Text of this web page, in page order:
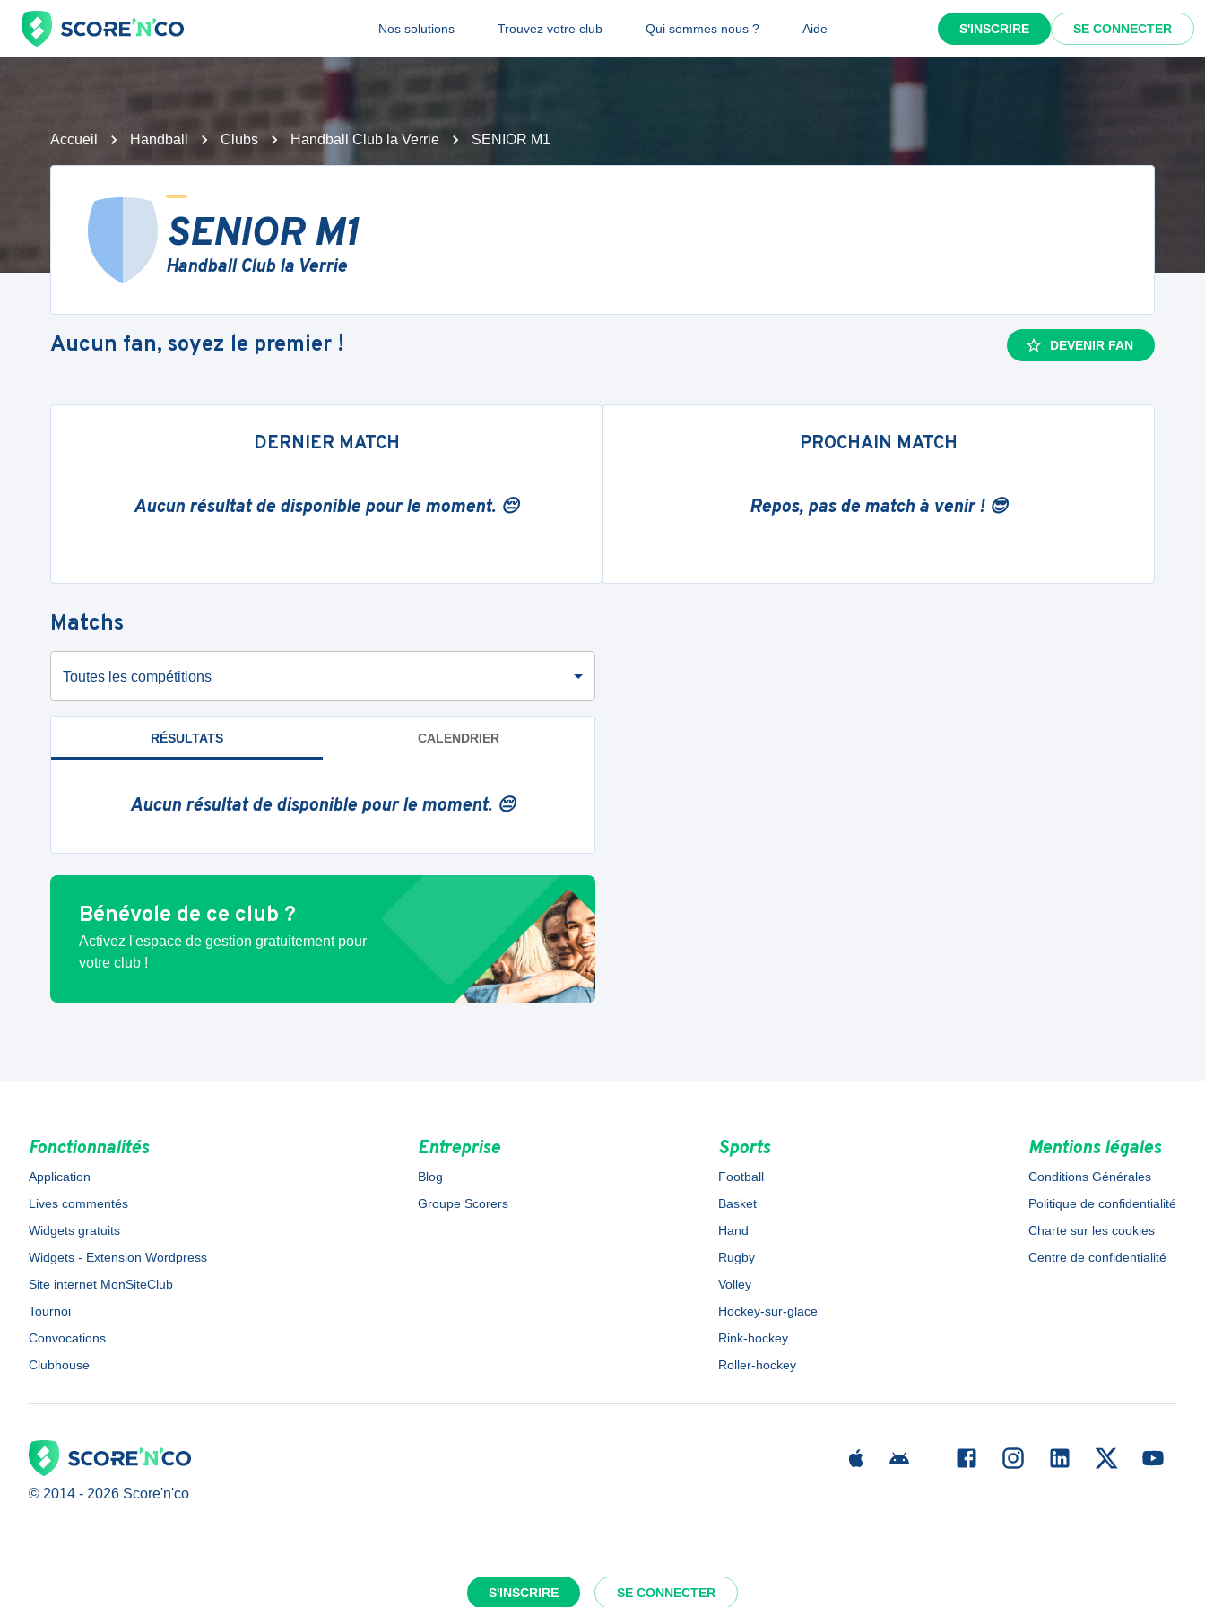
Nos solutions Trouvez votre club Qui sommes nous ? Aide S'INSCRIRE SE CONNECTER
S'INSCRIRE SE CONNECTER
Accueil Handball Clubs Handball Club la Verrie SENIOR M1
SENIOR M1
Handball Club la Verrie
Aucun fan, soyez le premier ! DEVENIR FAN
DERNIER MATCH
Aucun résultat de disponible pour le moment. 😔
PROCHAIN MATCH
Repos, pas de match à venir ! 😎
Matchs
Toutes les compétitions
RÉSULTATS CALENDRIER
Aucun résultat de disponible pour le moment. 😔
Bénévole de ce club ?
Activez l'espace de gestion gratuitement pour
votre club !
Fonctionnalités
Application
Lives commentés
Widgets gratuits
Widgets - Extension Wordpress
Site internet MonSiteClub
Tournoi
Convocations
Clubhouse
Entreprise
Blog
Groupe Scorers
Sports
Football
Basket
Hand
Rugby
Volley
Hockey-sur-glace
Rink-hockey
Roller-hockey
Mentions légales
Conditions Générales
Politique de confidentialité
Charte sur les cookies
Centre de confidentialité
© 2014 - 2026 Score'n'co